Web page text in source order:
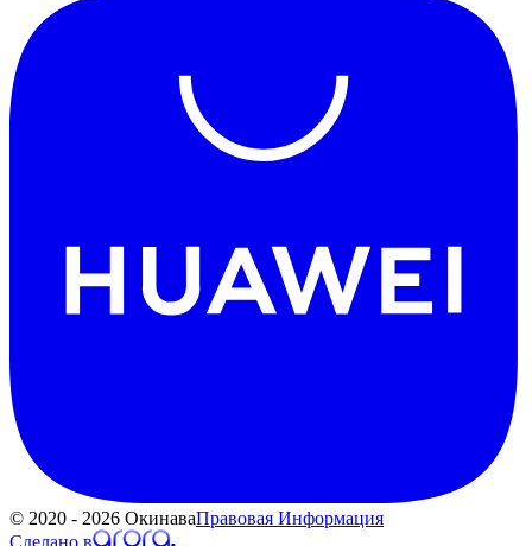
© 2020 - 2026 ОкинаваПравовая Информация
Сделано в